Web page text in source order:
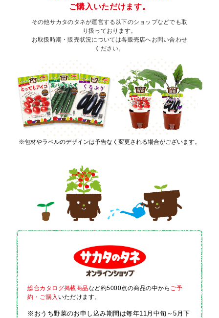
ご購入いただけます。
その他サカタのタネが運営する以下のショップなどでも取
り扱っております。
お取扱時期・販売状況については各販売店へお問い合わせ
ください。
※包材やラベルのデザインは予告なく変更される場合がございます。
総合カタログ掲載商品など約5000点の商品の中から ご予
約・ご購入 いただけます。
※おうち野菜のお申し込み期間は毎年11月中旬～5月下